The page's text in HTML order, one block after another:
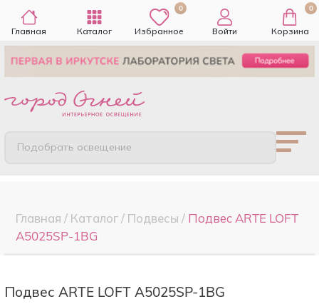
Главная Каталог
0
Избранное Войти
0
Корзина
Подобрать освещение
Главная / Каталог/ Подвесы / Подвес ARTE LOFT
A5025SP-1BG
Подвес ARTE LOFT A5025SP-1BG